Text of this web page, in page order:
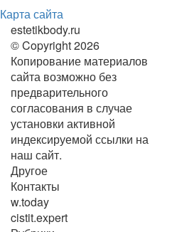
Карта сайта
estetikbody.ru
© Copyright 2026
Копирование материалов
сайта возможно без
предварительного
согласования в случае
установки активной
индексируемой ссылки на
наш сайт.
Другое
Контакты
w.today
cistit.expert